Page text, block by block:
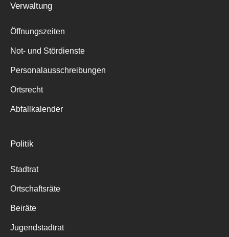
Verwaltung
Öffnungszeiten
Not- und Stördienste
Personalausschreibungen
Ortsrecht
Abfallkalender
Politik
Stadtrat
Ortschaftsräte
Beiräte
Jugendstadtrat